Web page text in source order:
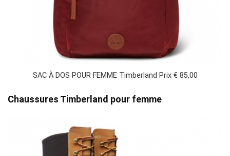
SAC À DOS POUR FEMME Timberland Prix € 85,00
Chaussures Timberland pour femme